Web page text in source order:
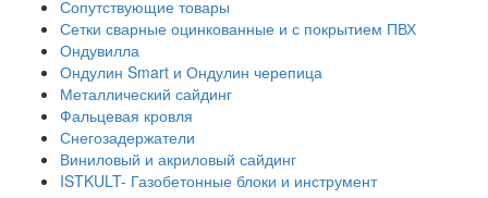
Сопутствующие товары
Сетки сварные оцинкованные и с покрытием ПВХ
Ондувилла
Ондулин Smart и Ондулин черепица
Металлический сайдинг
Фальцевая кровля
Снегозадержатели
Виниловый и акриловый сайдинг
ISTKULT- Газобетонные блоки и инструмент